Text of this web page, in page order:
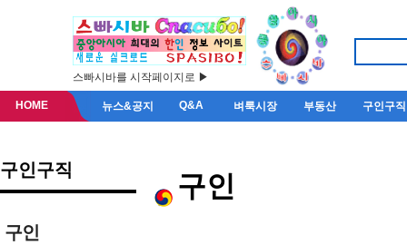
스빠시바를 시작페이지로 ▶
HOME 뉴스&공지 Q&A 벼룩시장 부동산 구인구직
구인구직
구인
구인